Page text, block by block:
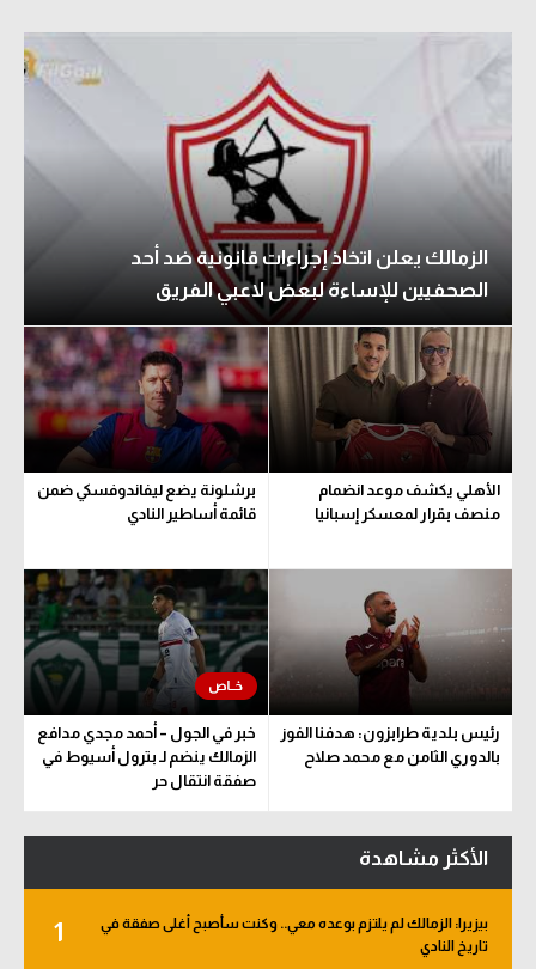
الزمالك يعلن اتخاذ إجراءات قانونية ضد أحد
الصحفيين للإساءة لبعض لاعبي الفريق
الأهلي يكشف موعد انضمام
منصف بقرار لمعسكر إسبانيا
برشلونة يضع ليفاندوفسكي ضمن
قائمة أساطير النادي
رئيس بلدية طرابزون: هدفنا الفوز
بالدوري الثامن مع محمد صلاح
خبر في الجول – أحمد مجدي مدافع
الزمالك ينضم لـ بترول أسيوط في
صفقة انتقال حر
الأكثر مشاهدة
1
بيزيرا: الزمالك لم يلتزم بوعده معي.. وكنت سأصبح أغلى صفقة في
تاريخ النادي